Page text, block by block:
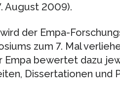
August 2009).
der Empa-
zum 7. Mal
Empa bewertet dazu
Dissertationen und